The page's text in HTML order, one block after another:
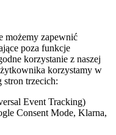
możemy zapewnić
poza funkcje
korzystanie z naszej
korzystamy w
stron trzecich:
Event Tracking)
Consent Mode, Klarna,